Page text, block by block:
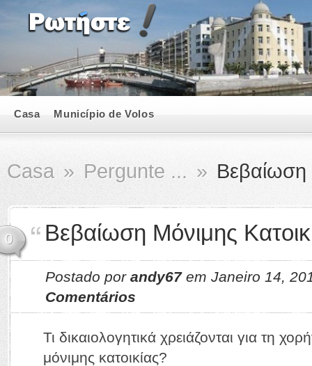
Casa Município de Volos
Casa » Pergunte ... » Βεβαίωση
0 Βεβαίωση Μόνιμης
Postado por andy67em Janeiro 14,
Comentários
Τι δικαιολογητικά χρειάζονται για τη
μόνιμης κατοικίας?